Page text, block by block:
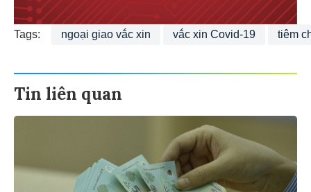
Tags: ngoại giao vắc xin vắc xin Covid-19 tiêm
Tin liên quan